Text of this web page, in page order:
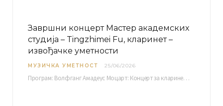
Завршни концерт Мастер академских
студија – Tingzhimei Fu, кларинет –
извођачке уметности
МУЗИЧКА УМЕТНОСТ 25/06/2026
Програм: Волфганг Амадеус Моцарт: Концерт за кларинет и оркестар, А-дур Ментор Милош Мијатовић, редовни…